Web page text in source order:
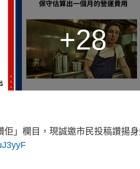
+28
佢」欄目，現誠邀市民投稿讚揚